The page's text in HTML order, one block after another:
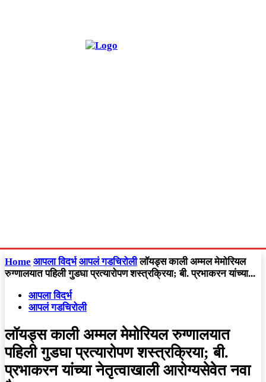
Home आपला विदर्भ आपलं गडचिरोली लॉयड्स काली अम्मल मेमोरियल
रुग्णालयात पहिली गुडघा प्रत्यारोपण शस्त्रक्रिया; बी. प्रभाकरन यांच्या...
आपला विदर्भ
आपलं गडचिरोली
लॉयड्स काली अम्मल मेमोरियल रुग्णालयात
पहिली गुडघा प्रत्यारोपण शस्त्रक्रिया; बी.
प्रभाकरन यांच्या नेतृत्वाखाली आरोग्यसेवेत नवा